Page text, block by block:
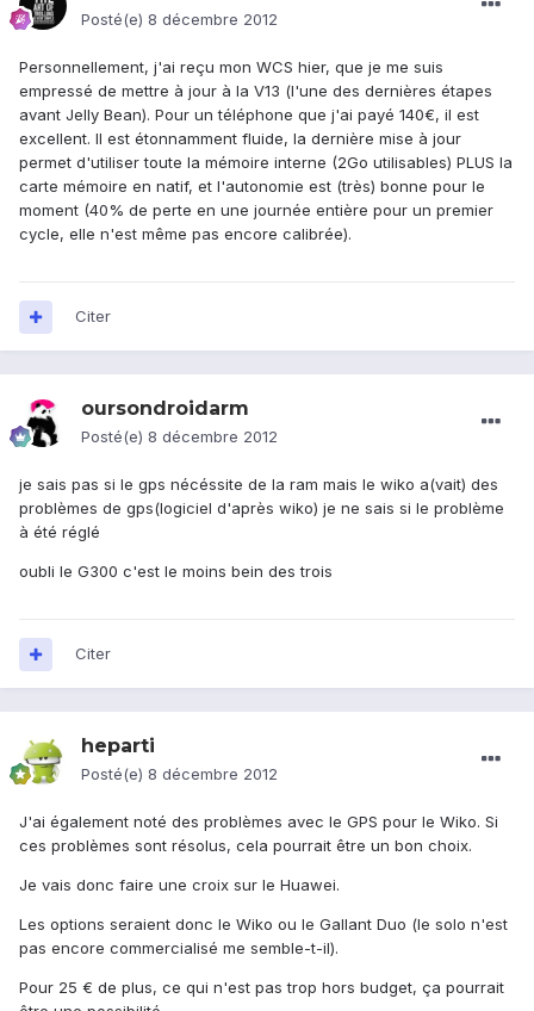
Posté(e) 8 décembre 2012
Personnellement, j'ai reçu mon WCS hier, que je me suis
empressé de mettre à jour à la V13 (l'une des dernières étapes
avant Jelly Bean). Pour un téléphone que j'ai payé 140€, il est
excellent. Il est étonnamment fluide, la dernière mise à jour
permet d'utiliser toute la mémoire interne (2Go utilisables) PLUS la
carte mémoire en natif, et l'autonomie est (très) bonne pour le
moment (40% de perte en une journée entière pour un premier
cycle, elle n'est même pas encore calibrée).
Citer
oursondroidarm
Posté(e) 8 décembre 2012
je sais pas si le gps nécéssite de la ram mais le wiko a(vait) des
problèmes de gps(logiciel d'après wiko) je ne sais si le problème
à été réglé
oubli le G300 c'est le moins bein des trois
Citer
heparti
Posté(e) 8 décembre 2012
J'ai également noté des problèmes avec le GPS pour le Wiko. Si
ces problèmes sont résolus, cela pourrait être un bon choix.
Je vais donc faire une croix sur le Huawei.
Les options seraient donc le Wiko ou le Gallant Duo (le solo n'est
pas encore commercialisé me semble-t-il).
Pour 25 € de plus, ce qui n'est pas trop hors budget, ça pourrait